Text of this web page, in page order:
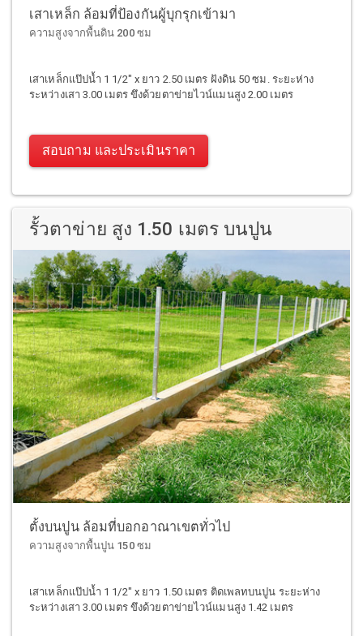
เสาเหล็ก ล้อมที่ป้องกันผู้บุกรุกเข้ามา
ความสูงจากพื้นดิน 200 ซม
เสาเหล็กแป๊ปน้ำ 1 1/2" x ยาว 2.50 เมตร ฝังดิน 50 ซม. ระยะห่าง
ระหว่างเสา 3.00 เมตร ขึงด้วยตาข่ายไวน์แมนสูง 2.00 เมตร
สอบถาม และประเมินราคา
รั้วตาข่าย สูง 1.50 เมตร บนปูน
ตั้งบนปูน ล้อมที่บอกอาณาเขตทั่วไป
ความสูงจากพื้นปูน 150 ซม
เสาเหล็กแป๊ปน้ำ 1 1/2" x ยาว 1.50 เมตร ติดเพลทบนปูน ระยะห่าง
ระหว่างเสา 3.00 เมตร ขึงด้วยตาข่ายไวน์แมนสูง 1.42 เมตร